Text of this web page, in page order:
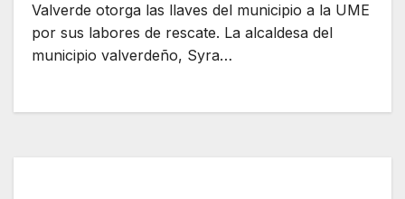
Valverde otorga las llaves del municipio a la UME
por sus labores de rescate. La alcaldesa del
municipio valverdeño, Syra…